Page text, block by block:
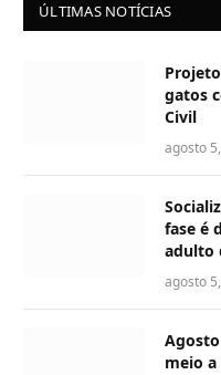
ÚLTIMAS NOTÍCIAS
gatos
Civil
agosto
fase é
adulto
agosto
meio